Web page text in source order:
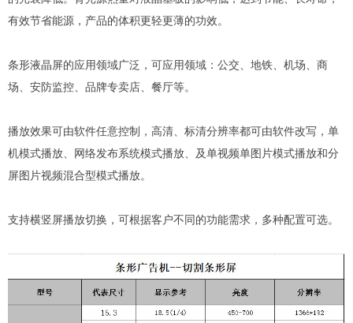
有效节省能源，产品的体积更轻更薄的功效。
条形液晶屏的应用领域广泛，可应用领域：公交、地铁、机场、商
场、安防监控、品牌专卖店、餐厅等。
播放效果可由软件任意控制，高清、标清分辨率都可由软件改写，单
机模式播放、网络发布系统模式播放、及单视频单图片模式播放和分
屏图片视频混合型模式播放。
支持横竖屏播放切换，可根据客户不同的功能需求，多种配置可选。